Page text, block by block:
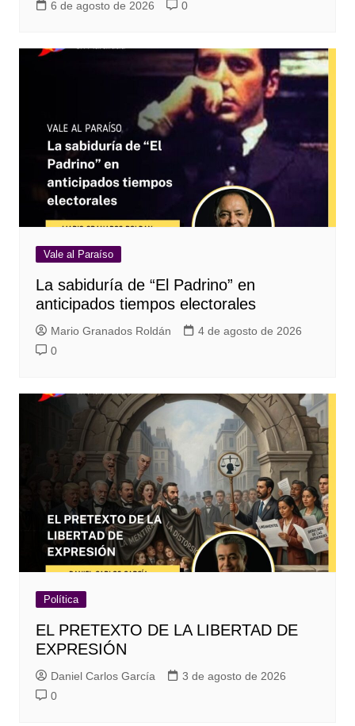
6 de agosto de 2026
0
Vale al Paraíso
La sabiduría de “El Padrino” en
anticipados tiempos electorales
Mario Granados Roldán
4 de agosto de 2026
0
Política
EL PRETEXTO DE LA LIBERTAD DE
EXPRESIÓN
Daniel Carlos García
3 de agosto de 2026
0